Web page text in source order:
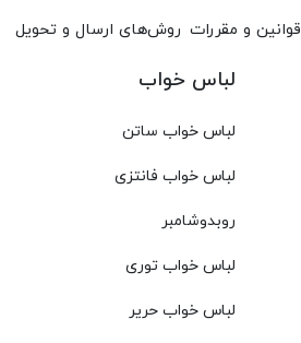
قوانین و مقررات روش‌های ارسال و تحویل
لباس خواب
لباس خواب ساتن
لباس خواب فانتزی
روبدوشامبر
لباس خواب توری
لباس خواب حریر